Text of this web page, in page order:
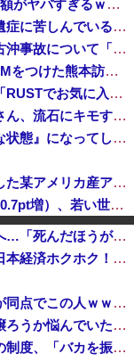
人気女性配信者さん、全財産がバレる → 金額がヤバすぎるｗｗｗｗｗｗ
【悲報】ケンコバがコロナの特殊すぎる後遺症に苦しんでいる模様…お前らの周りにもこんな奴いる？
デニー支援の小沢一郎氏（一般人）、辺野古沖事故について「玉城デニー知事の責任ではないが、不幸な出来事を悪宣伝に利用する人がいる」
【悲報】首相官邸、高市首相の感動的なBGMをつけた熊本訪問の感動ムービーを投稿
人気配信者さん、加藤純一さんのファンに「RUSTでお気に入りの配信者が負けて嫌だよな？空気読めってなるよな？その結果がVCR。お前らVCR向いて...
【動画】広島記念公園を追い出された左翼さん、流石にキモすぎて炎上
【衝撃】みんなで大家さん、ガチで『深刻な状態』になってしまう・・・・
「ピクサー最大の失敗だ」と日本を舞台にした某アメリカ産アニメが話題に、日本と韓国の両方に失礼すぎるわ……
東大調査「外国人受け入れ反対」大幅増（20.7pt増）、若い世代で増加幅大
愛煙家「喫煙者の権利がマジで侵害されてる。これ合法ですから。いくら税金を我々が払ってるんだと。副流煙もクソもあるのかな」
【P】エッセイスト「原爆を二度と使わせてはならない」→リプ「もちろん中国の核も非難する？」→即ブロック
【九州名物】鶏刺し食べた医師、全身麻痺へ…「死んだほうが良かった」
【悲報】円安容認派「円安は輸出が伸びで日本経済ホクホク！」⇒ 世界に売る物が無さすぎて輸出額で韓国に惨敗・・・
日本をダメにした総理大臣、ワースト１位が同点でこの人ｗｗｗｗｗｗ
夫さん、電車内で妊婦さんらしき人に席を譲ろうか悩んでいたら隣の男性に先を越される→まさかの展開に発展し、とんでもない空気が漂い始めてしまうｗｗｗ...
小学生の段階で人生を確定させるドイツ式の制度、「バカを振い落せるから合理的だ」と自惚れていた結果……